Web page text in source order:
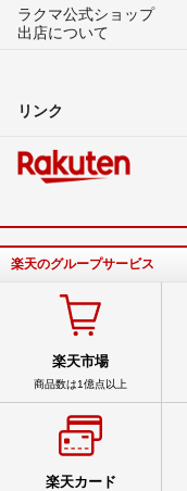
ラクマ公式ショップ
出店について
リンク
楽天のグループサービス
楽天市場
商品数は1億点以上
楽天カード